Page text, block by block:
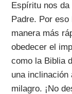
Espíritu nos
Padre. Por
manera más
obedecer el
como la Biblia
una inclinación
milagro. ¡No